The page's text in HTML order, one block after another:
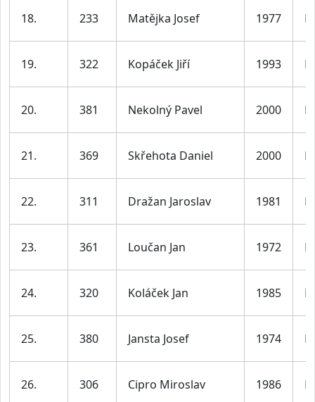
18. 233 Matějka Josef 1977 M
19. 322 Kopáček Jiří 1993 M
20. 381 Nekolný Pavel 2000 M
21. 369 Skřehota Daniel 2000 M
22. 311 Dražan Jaroslav 1981 M
23. 361 Loučan Jan 1972 M
24. 320 Koláček Jan 1985 M
25. 380 Jansta Josef 1974 M
26. 306 Cipro Miroslav 1986 M